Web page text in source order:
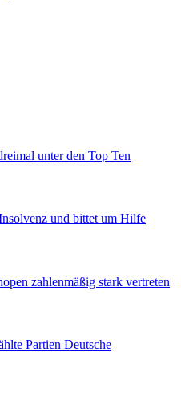
unter den Top Ten
und bittet um Hilfe
zahlenmäßig stark vertreten
Partien Deutsche